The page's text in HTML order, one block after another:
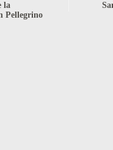
la
Pellegrino